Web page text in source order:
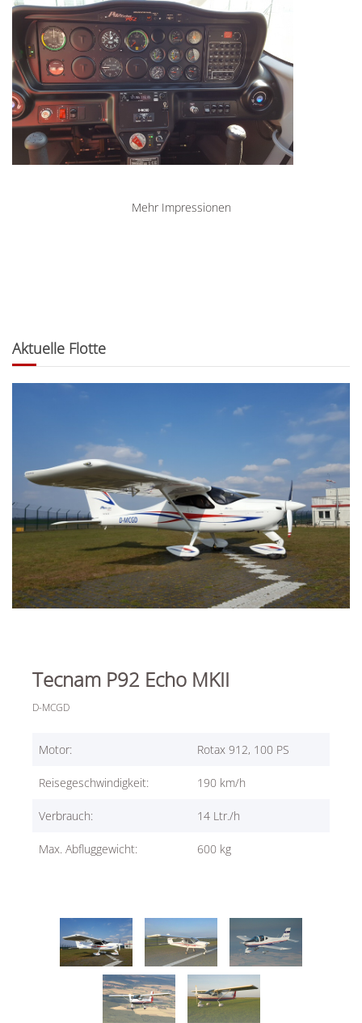
Mehr Impressionen
Aktuelle Flotte
Tecnam P92 Echo MKII
D-MCGD
Motor: Rotax 912, 100 PS
Reisegeschwindigkeit: 190 km/h
Verbrauch: 14 Ltr./h
Max. Abfluggewicht: 600 kg